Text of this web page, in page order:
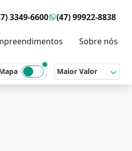
itens)
3349-6600 (47) 99922-8838
Sobre nós
Maior Valor